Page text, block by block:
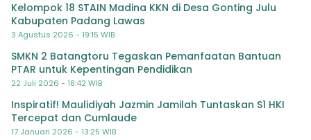
Kelompok 18 STAIN Madina KKN di Desa Gonting Julu
Kabupaten Padang Lawas
3 Agustus 2026 - 19:15 WIB
SMKN 2 Batangtoru Tegaskan Pemanfaatan Bantuan
PTAR untuk Kepentingan Pendidikan
22 Juli 2026 - 18:42 WIB
Inspiratif! Maulidiyah Jazmin Jamilah Tuntaskan S1 HKI
Tercepat dan Cumlaude
17 Januari 2026 - 13:25 WIB